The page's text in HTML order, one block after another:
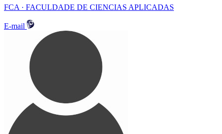
FCA · FACULDADE DE CIENCIAS APLICADAS
E-mail